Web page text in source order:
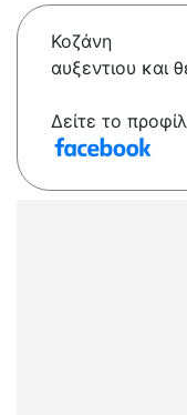
Κοζάνη
αυξεντιου και
Δείτε το